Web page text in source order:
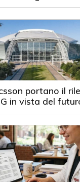
portano il
in vista del